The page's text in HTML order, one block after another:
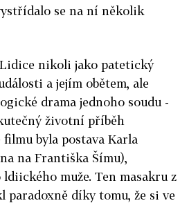
se na ní několik
nikoli jako patetický
a jejím obětem, ale
drama jednoho soudu -
životní příběh
byla postava Karla
na Františka Šímu),
muže. Ten masakru z
paradoxně díky tomu, že si ve